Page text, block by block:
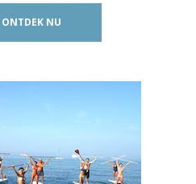
ONTDEK NU